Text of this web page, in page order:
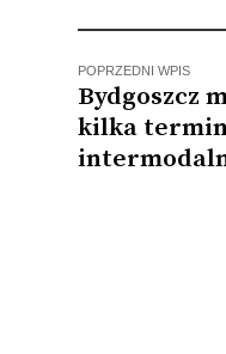
POPRZEDNI WPIS
Bydgoszcz
kilka